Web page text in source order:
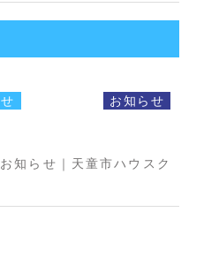
お知らせ
知らせ｜天童市ハウスク